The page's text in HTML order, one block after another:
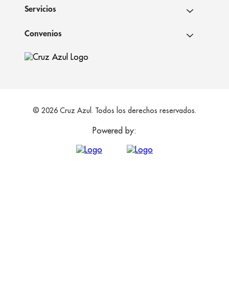
Servicios
Convenios
© 2026 Cruz Azul. Todos los derechos reservados.
Powered by: